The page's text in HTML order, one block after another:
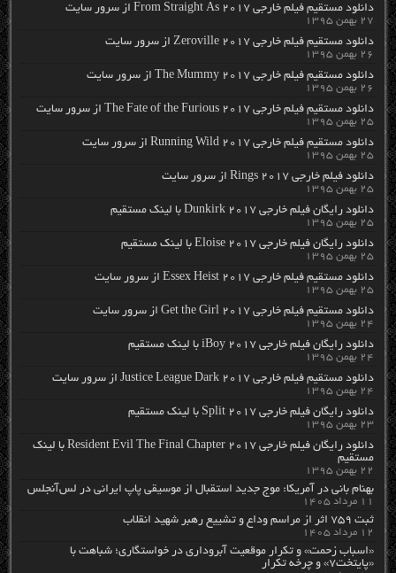
دانلود مستقیم فیلم خارجی From Straight As 2017 از سرور سایت
۲۷ بهمن ۱۳۹۵
دانلود مستقیم فیلم خارجی Zeroville 2017 از سرور سایت
۲۶ بهمن ۱۳۹۵
دانلود مستقیم فیلم خارجی The Mummy 2017 از سرور سایت
۲۶ بهمن ۱۳۹۵
دانلود مستقیم فیلم خارجی The Fate of the Furious 2017 از سرور سایت
۲۵ بهمن ۱۳۹۵
دانلود مستقیم فیلم خارجی Running Wild 2017 از سرور سایت
۲۵ بهمن ۱۳۹۵
دانلود فیلم خارجی Rings 2017 از سرور سایت
۲۵ بهمن ۱۳۹۵
دانلود رایگان فیلم خارجی Dunkirk 2017 با لینک مستقیم
۲۵ بهمن ۱۳۹۵
دانلود رایگان فیلم خارجی Eloise 2017 با لینک مستقیم
۲۵ بهمن ۱۳۹۵
دانلود مستقیم فیلم خارجی Essex Heist 2017 از سرور سایت
۲۵ بهمن ۱۳۹۵
دانلود مستقیم فیلم خارجی Get the Girl 2017 از سرور سایت
۲۴ بهمن ۱۳۹۵
دانلود رایگان فیلم خارجی iBoy 2017 با لینک مستقیم
۲۴ بهمن ۱۳۹۵
دانلود مستقیم فیلم خارجی Justice League Dark 2017 از سرور سایت
۲۴ بهمن ۱۳۹۵
دانلود رایگان فیلم خارجی Split 2017 با لینک مستقیم
۲۳ بهمن ۱۳۹۵
دانلود رایگان فیلم خارجی Resident Evil The Final Chapter 2017 با لینک
مستقیم
۲۲ بهمن ۱۳۹۵
بهنام بانی در آمریکا: موج جدید استقبال از موسیقی پاپ ایرانی در لس‌آنجلس
۱۱ مرداد ۱۴۰۵
ثبت ۷۵۹ اثر از مراسم وداع و تشییع رهبر شهید انقلاب
۱۲ مرداد ۱۴۰۵
«اسباب زحمت» و تکرار موقعیت آبروداری در خواستگاری؛ شباهت با
«پایتخت۷» و چرخه تکرار